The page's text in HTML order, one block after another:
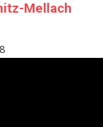
Mellach
8